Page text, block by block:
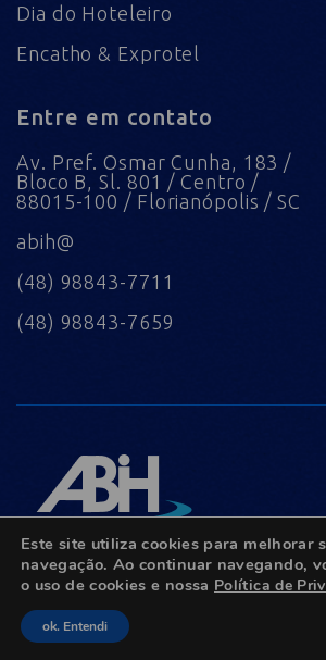
Dia do Hoteleiro
Encatho & Exprotel
Entre em contato
Av. Pref. Osmar Cunha, 183 /
Bloco B, Sl. 801 / Centro /
88015-100 / Florianópolis / SC
abih@
(48) 98843-7711
(48) 98843-7659
© Copyright 2022 - Todos os direitos
Este site utiliza cookies para melhorar
navegação. Ao continuar navegando,
o uso de cookies e nossa Política de
ok. Entendi